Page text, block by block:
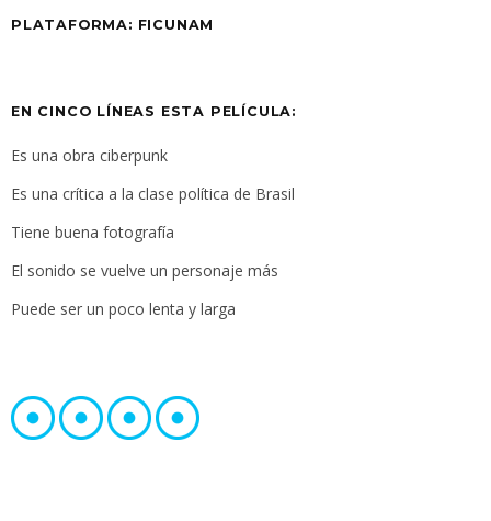
PLATAFORMA: FICUNAM
EN CINCO LÍNEAS ESTA PELÍCULA:
Es una obra ciberpunk
Es una crítica a la clase política de Brasil
Tiene buena fotografía
El sonido se vuelve un personaje más
Puede ser un poco lenta y larga